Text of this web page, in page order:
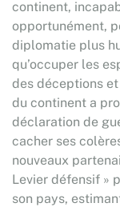
continent,
opportunément,
diplomatie plus
qu’occuper les
des déceptions
du continent a
déclaration de
cacher ses
nouveaux
Levier défensif »
son pays,